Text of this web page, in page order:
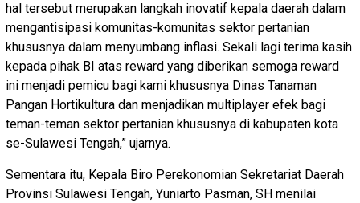
hal tersebut merupakan langkah inovatif kepala daerah dalam
mengantisipasi komunitas-komunitas sektor pertanian
khususnya dalam menyumbang inflasi. Sekali lagi terima kasih
kepada pihak BI atas reward yang diberikan semoga reward
ini menjadi pemicu bagi kami khususnya Dinas Tanaman
Pangan Hortikultura dan menjadikan multiplayer efek bagi
teman-teman sektor pertanian khususnya di kabupaten kota
se-Sulawesi Tengah,” ujarnya.
Sementara itu, Kepala Biro Perekonomian Sekretariat Daerah
Provinsi Sulawesi Tengah, Yuniarto Pasman, SH menilai